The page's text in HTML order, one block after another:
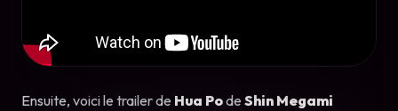
Ensuite, voici le trailer de Hua Pode Shin Megami